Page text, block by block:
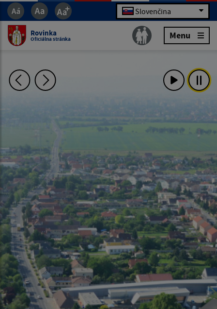
Slovenčina
Rovinka
Oficiálna stránka Menu